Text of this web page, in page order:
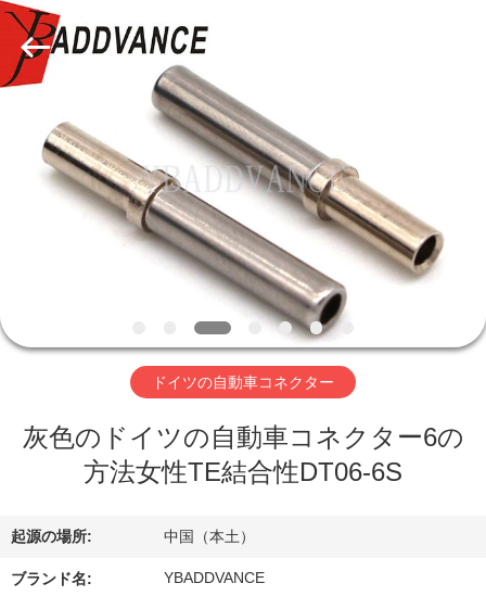
ク
私
に
つ
ラ
Copyright
©
YingBao
ドイツの自動車コネクター
灰色のドイツの自動車コネクター6の
方法女性TE結合性DT06-6S
起源の場所: 中国（本土）
ブランド名: YBADDVANCE